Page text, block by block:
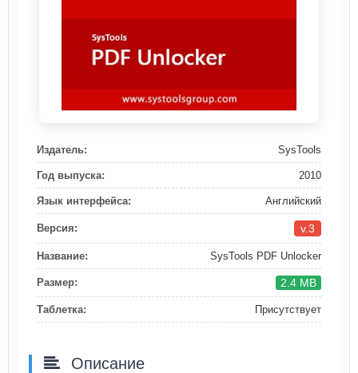
Издатель: SysTools
Год выпуска: 2010
Язык интерфейса: Английский
Версия: v.3
Название: SysTools PDF Unlocker
Размер: 2.4 MB
Таблетка: Присутствует
Описание